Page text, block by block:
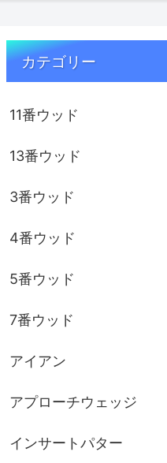
カテゴリー
11番ウッド
13番ウッド
3番ウッド
4番ウッド
5番ウッド
7番ウッド
アイアン
アプローチウェッジ
インサートパター